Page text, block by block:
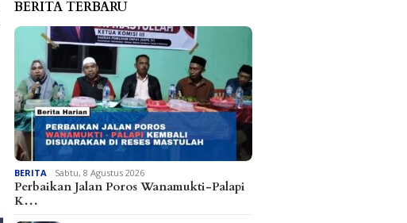
BERITA TERBARU
BERITA Sabtu, 8 Agustus 2026
Perbaikan Jalan Poros Wanamukti-Palapi
K…